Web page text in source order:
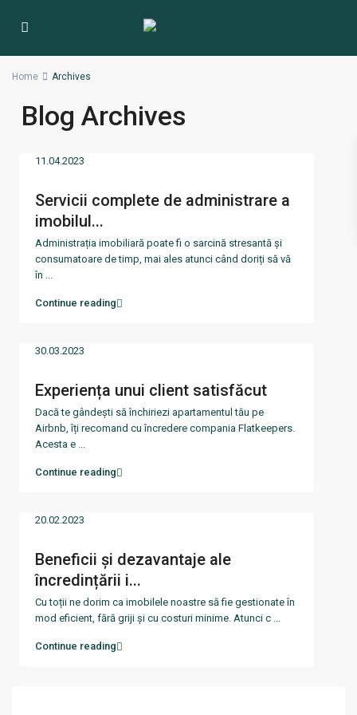
Home Archives
Blog Archives
Servicii complete de administrare a
imobilul...
11.04.2023
Administrația imobiliară poate fi o sarcină stresantă și
consumatoare de timp, mai ales atunci când doriți să vă
în ...
Continue reading
Experiența unui client satisfăcut
30.03.2023
Dacă te gândești să închiriezi apartamentul tău pe
Airbnb, îți recomand cu încredere compania Flatkeepers.
Acesta e ...
Continue reading
Beneficii și dezavantaje ale
încredințării i...
20.02.2023
Cu toții ne dorim ca imobilele noastre să fie gestionate în
mod eficient, fără griji și cu costuri minime. Atunci c ...
Continue reading